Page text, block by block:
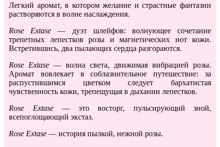
Легкий аромат, в котором желание и страстные фантазии
растворяются в волне наслаждения.
Rose Extase — дуэт шлейфов: волнующее сочетание
трепетных лепестков розы и магнетических нот кожи.
Встретившись, два пылающих сердца разгораются.
Rose Extase — волна света, движимая вибрацией розы.
Аромат вовлекает в соблазнительное путешествие: за
распустившимся цветком следует бархатистая
чувственность кожи, трепещущая в дыхании лепестков.
Rose Extase — это восторг, пульсирующий зной,
всепоглощающий экстаз.
Rose Extase — история пылкой, нежной розы.